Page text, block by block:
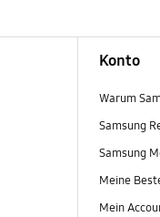
Konto
Warum
Samsung
Samsung
Meine
Mein